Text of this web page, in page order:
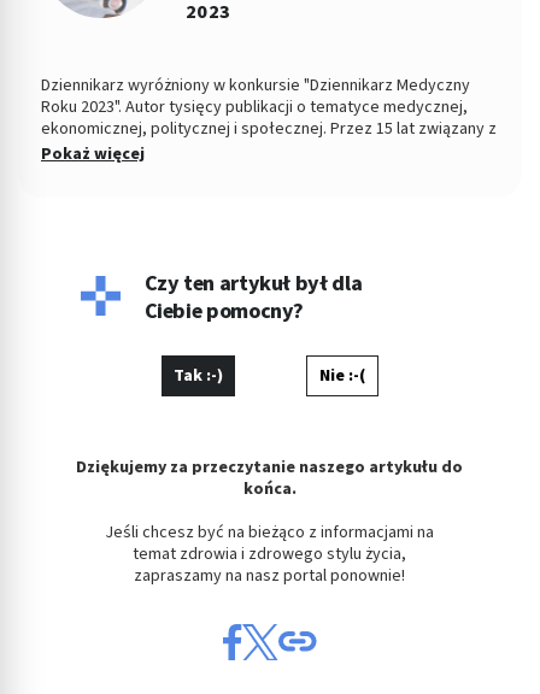
2023
Dziennikarz wyróżniony w konkursie "Dziennikarz Medyczny
Roku 2023". Autor tysięcy publikacji o tematyce medycznej,
ekonomicznej, politycznej i społecznej. Przez 15 lat związany z
Dziennikiem Łódzkim i Polska TheTimes. Z wykształcenia
Pokaż więcej
Czy ten artykuł był dla
Ciebie pomocny?
Tak :-) Nie :-(
Dziękujemy za przeczytanie naszego artykułu do
końca.
Jeśli chcesz być na bieżąco z informacjami na
temat zdrowia i zdrowego stylu życia,
zapraszamy na nasz portal ponownie!